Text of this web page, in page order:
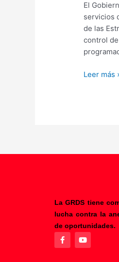
El
servicios
de las
control
CONTRA
LA
TRATA
DE
VRAEM
Leer más
La GRDS tiene
lucha contra la
de oportunidades.
F
a
c
e
Y
o
u
t